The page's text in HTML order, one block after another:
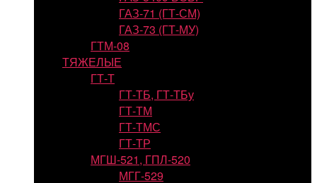
ГАЗ-71 (ГТ-СМ)
ГАЗ-73 (ГТ-МУ)
ГТМ-08
ТЯЖЕЛЫЕ
ГТ-Т
ГТ-ТБ, ГТ-ТБу
ГТ-ТМ
ГТ-ТМС
ГТ-ТР
МГШ-521, ГПЛ-520
МГГ-529